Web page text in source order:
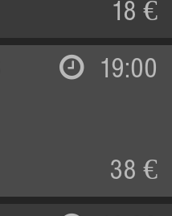
18 €
19:00
38 €